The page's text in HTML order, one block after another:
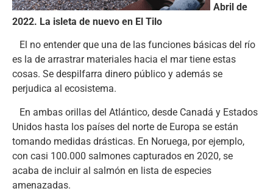
Abril de
2022. La isleta de nuevo en El Tilo
El no entender que una de las funciones básicas del río
es la de arrastrar materiales hacia el mar tiene estas
cosas. Se despilfarra dinero público y además se
perjudica al ecosistema.
En ambas orillas del Atlántico, desde Canadá y Estados
Unidos hasta los países del norte de Europa se están
tomando medidas drásticas. En Noruega, por ejemplo,
con casi 100.000 salmones capturados en 2020, se
acaba de incluir al salmón en lista de especies
amenazadas.